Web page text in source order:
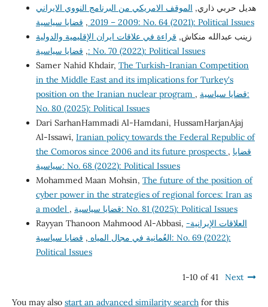
هديل حربي ذاري, الموقف الامريكي من البرنامج النووي الايراني
2009 – 2019
,
قضايا سياسية: No. 64 (2021): Political Issues
زينب عبدالله منكاش, قراءة في علاقات ايران الإقليمية والدولية
,قضايا سياسية: No. 70 (2022): Political Issues
Samer Nahid Khdair, The Turkish-Iranian Competition
in the Middle East and its implications for Turkey's
position on the Iranian nuclear program , قضايا سياسية:
No. 80 (2025): Political Issues
Dari SarhanHammadi Al-Hamdani, HussamHarjanAjaj
Al-Issawi, Iranian policy towards the Federal Republic of
the Comoros since 2006 and its future prospects , قضايا
سياسية: No. 68 (2022): Political Issues
Mohammed Maan Mohsin, The future of the position of
cyber power in the strategies of regional forces: Iran as
a model ,
قضايا سياسية: No. 81 (2025): Political Issues
Rayyan Thanoon Mahmood Al-Abbasi, العلاقات الإيرانية-
العُمانية في مجال المياه , قضايا سياسية: No. 69 (2022):
Political Issues
1-10 of 41 Next
You may also start an advanced similarity searchfor this